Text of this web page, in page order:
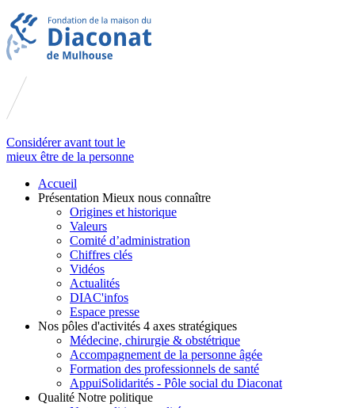
Considérer avant tout le
mieux être de la personne
Accueil
Présentation Mieux nous connaître
Origines et historique
Valeurs
Comité d’administration
Chiffres clés
Vidéos
Actualités
DIAC'infos
Espace presse
Nos pôles d'activités 4 axes stratégiques
Médecine, chirurgie & obstétrique
Accompagnement de la personne âgée
Formation des professionnels de santé
AppuiSolidarités - Pôle social du Diaconat
Qualité Notre politique